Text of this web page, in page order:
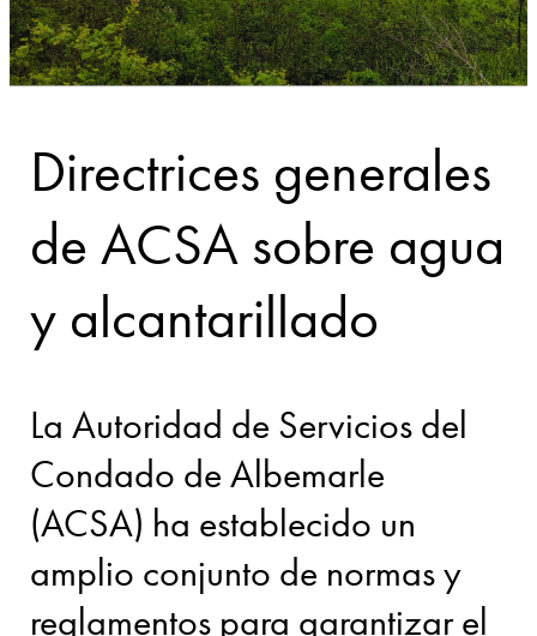
Directrices generales
de ACSA sobre agua
y alcantarillado
La Autoridad de Servicios del
Condado de Albemarle
(ACSA) ha establecido un
amplio conjunto de normas y
reglamentos para garantizar el